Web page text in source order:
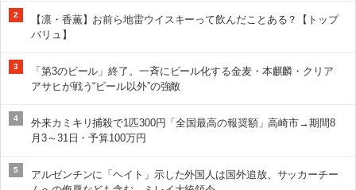
2
【凛・香薫】お前ら地雷ウイスキーって飲んだことある？【トップ
バリュ】
3
「第3のビール」終了。一斉にビール化する金麦・本麒麟・クリア
アサヒが戦う“ビール以外”の強敵
4
外来カミキリ捕殺で1匹300円「全国最高の報奨額」高崎市→期間8
月3～31日・予算100万円
5
アルゼンチンに「ヘイト」示した外国人は国外追放、サッカーチー